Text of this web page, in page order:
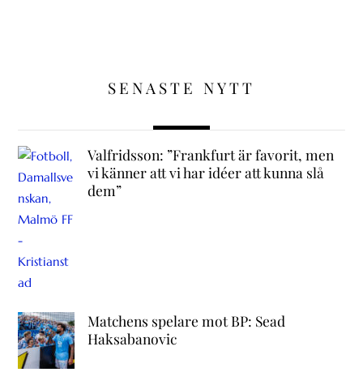
SENASTE NYTT
Valfridsson: ”Frankfurt är favorit, men
vi känner att vi har idéer att kunna slå
dem”
Matchens spelare mot BP: Sead
Haksabanovic